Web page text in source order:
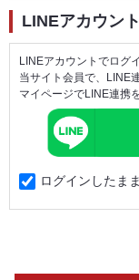
LINEアカウン
LINEアカウントでログ
当サイト会員で、LINE
マイページでLINE連携
ログインしたま